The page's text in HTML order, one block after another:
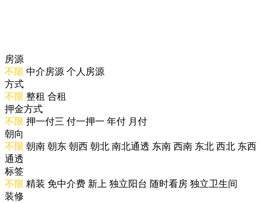
房源
不限 中介房源 个人房源
方式
不限 整租 合租
押金方式
不限 押一付三 付一押一 年付 月付
朝向
不限 朝南 朝东 朝西 朝北 南北通透 东南 西南 东北 西北 东西
通透
标签
不限 精装 免中介费 新上 独立阳台 随时看房 独立卫生间
装修